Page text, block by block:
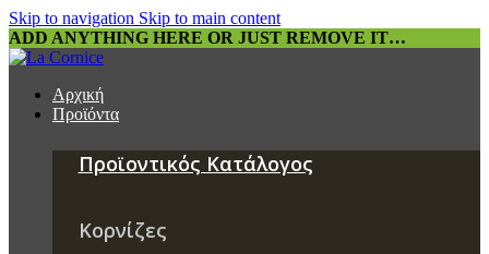
Skip to navigation Skip to main content
ADD ANYTHING HERE OR JUST REMOVE IT…
Αρχική
Προϊόντα
Προϊοντικός Κατάλογος
Κορνίζες